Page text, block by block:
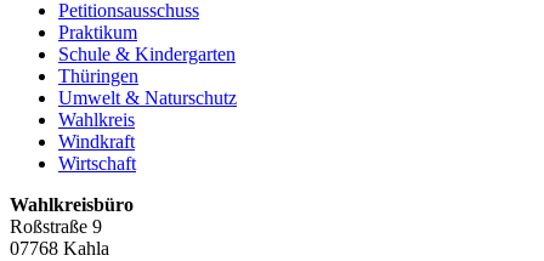
Petitionsausschuss
Praktikum
Schule & Kindergarten
Thüringen
Umwelt & Naturschutz
Wahlkreis
Windkraft
Wirtschaft
Wahlkreisbüro
Roßstraße 9
07768 Kahla